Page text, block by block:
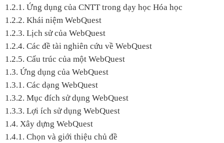
1.2.1. Ứng dụng của CNTT trong dạy học Hóa học
1.2.2. Khái niệm WebQuest
1.2.3. Lịch sử của WebQuest
1.2.4. Các đề tài nghiên cứu về WebQuest
1.2.5. Cấu trúc của một WebQuest
1.3. Ứng dụng của WebQuest
1.3.1. Các dạng WebQuest
1.3.2. Mục đích sử dụng WebQuest
1.3.3. Lợi ích sử dụng WebQuest
1.4. Xây dựng WebQuest
1.4.1. Chọn và giới thiệu chủ đề